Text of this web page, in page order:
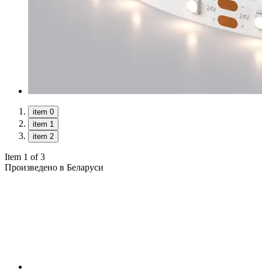
item 0
item 1
item 2
Item 1 of 3
Произведено в Беларуси